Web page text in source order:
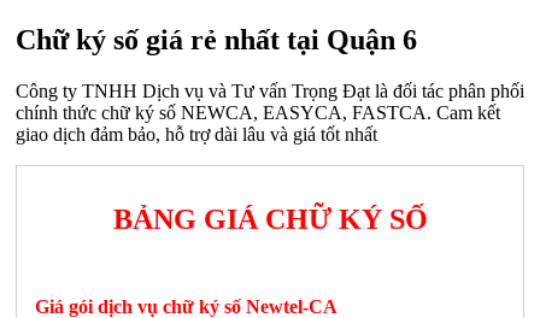
Chữ ký số giá rẻ nhất tại Quận 6
Công ty TNHH Dịch vụ và Tư vấn Trọng Đạt là đối tác phân phối
chính thức chữ ký số NEWCA, EASYCA, FASTCA. Cam kết
giao dịch đảm bảo, hỗ trợ dài lâu và giá tốt nhất
BẢNG GIÁ CHỮ KÝ SỐ
Giá gói dịch vụ chữ ký số Newtel-CA